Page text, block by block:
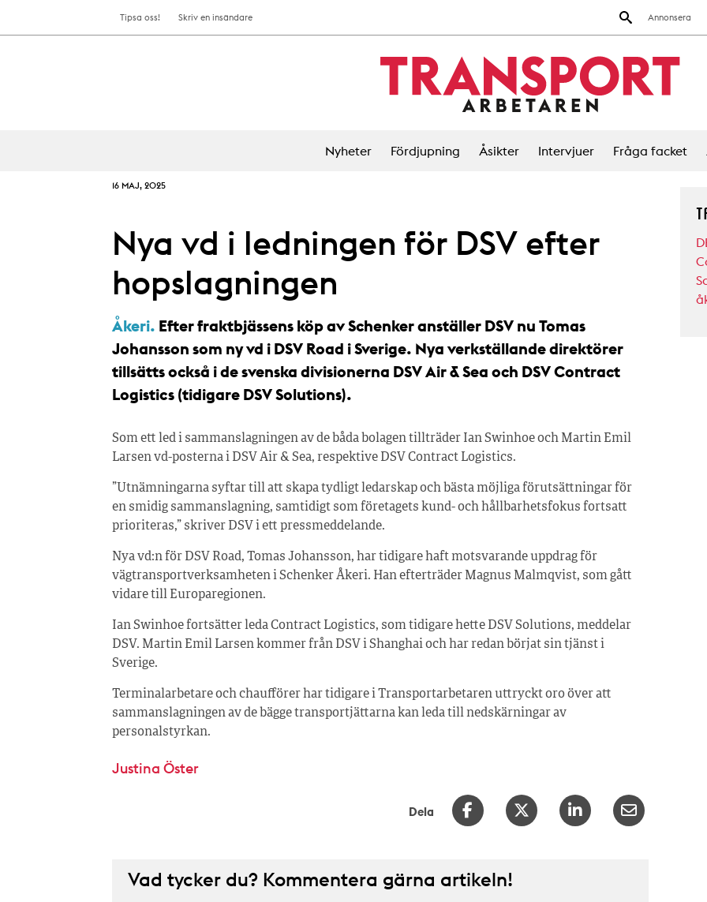
Annonsera
Tipsa oss! Skriv en insändare
Nyheter Fördjupning Åsikter Intervjuer Fråga facket
16 MAJ, 2025
Nya vd i ledningen för DSV efter
hopslagningen
Åkeri. Efter fraktbjässens köp av Schenker anställer DSV nu Tomas
Johansson som ny vd i DSV Road i Sverige. Nya verkställande direktörer
tillsätts också i de svenska divisionerna DSV Air & Sea och DSV Contract
Logistics (tidigare DSV Solutions).
Som ett led i sammanslagningen av de båda bolagen tillträder Ian Swinhoe och Martin Emil
Larsen vd-posterna i DSV Air & Sea, respektive DSV Contract Logistics.
”Utnämningarna syftar till att skapa tydligt ledarskap och bästa möjliga förutsättningar för
en smidig sammanslagning, samtidigt som företagets kund- och hållbarhetsfokus fortsatt
prioriteras,” skriver DSV i ett pressmeddelande.
Nya vd:n för DSV Road, Tomas Johansson, har tidigare haft motsvarande uppdrag för
vägtransportverksamheten i Schenker Åkeri. Han efterträder Magnus Malmqvist, som gått
vidare till Europaregionen.
Ian Swinhoe fortsätter leda Contract Logistics, som tidigare hette DSV Solutions, meddelar
DSV. Martin Emil Larsen kommer från DSV i Shanghai och har redan börjat sin tjänst i
Sverige.
Terminalarbetare och chaufförer har tidigare i Transportarbetaren uttryckt oro över att
sammanslagningen av de bägge transportjättarna kan leda till nedskärningar av
personalstyrkan.
Justina Öster
Dela
Vad tycker du? Kommentera gärna artikeln!